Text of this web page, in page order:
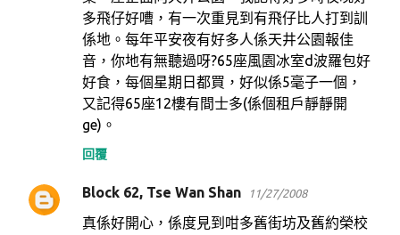
多飛仔好嘈，有一次重見到有飛仔比人打到訓
係地。每年平安夜有好多人係天井公園報佳
音，你地有無聽過呀?65座風園冰室d波羅包好
好食，每個星期日都買，好似係5毫子一個，
又記得65座12樓有間士多(係個租戶靜靜開
ge)。
回覆
Block 62, Tse Wan Shan 11/27/2008
真係好開心，係度見到咁多舊街坊及舊約榮校